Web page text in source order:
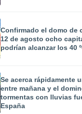
Confirmado el domo de
12 de agosto ocho
podrían alcanzar los 40
Se acerca rápidamente
entre mañana y el
tormentas con lluvias
España